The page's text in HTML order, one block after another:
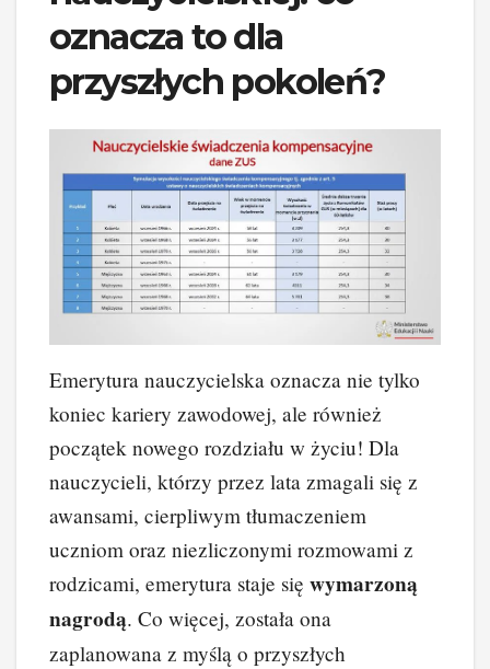
oznacza to dla
przyszłych pokoleń?
Emerytura nauczycielska oznacza nie tylko
koniec kariery zawodowej, ale również
początek nowego rozdziału w życiu! Dla
nauczycieli, którzy przez lata zmagali się z
awansami, cierpliwym tłumaczeniem
uczniom oraz niezliczonymi rozmowami z
rodzicami, emerytura staje się wymarzoną
nagrodą. Co więcej, została ona
zaplanowana z myślą o przyszłych